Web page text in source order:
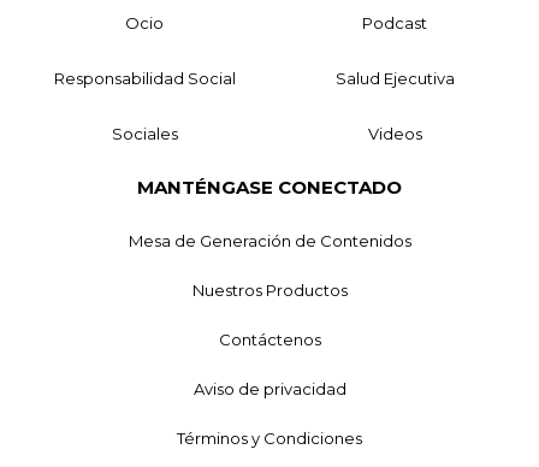
Ocio Podcast
Responsabilidad Social Salud Ejecutiva
Sociales Videos
MANTÉNGASE CONECTADO
Mesa de Generación de Contenidos
Nuestros Productos
Contáctenos
Aviso de privacidad
Términos y Condiciones